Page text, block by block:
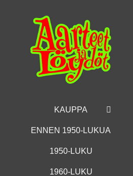
KAUPPA
ENNEN 1950-LUKUA
1950-LUKU
1960-LUKU